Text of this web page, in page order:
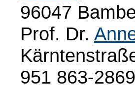
96047
Prof. Dr.
951 863-2869